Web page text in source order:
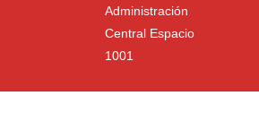
Administración
Central Espacio
1001